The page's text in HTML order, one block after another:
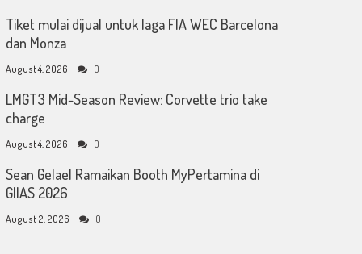
Tiket mulai dijual untuk laga FIA WEC Barcelona
dan Monza
August 4, 2026 0
LMGT3 Mid-Season Review: Corvette trio take
charge
August 4, 2026 0
Sean Gelael Ramaikan Booth MyPertamina di
GIIAS 2026
August 2, 2026 0